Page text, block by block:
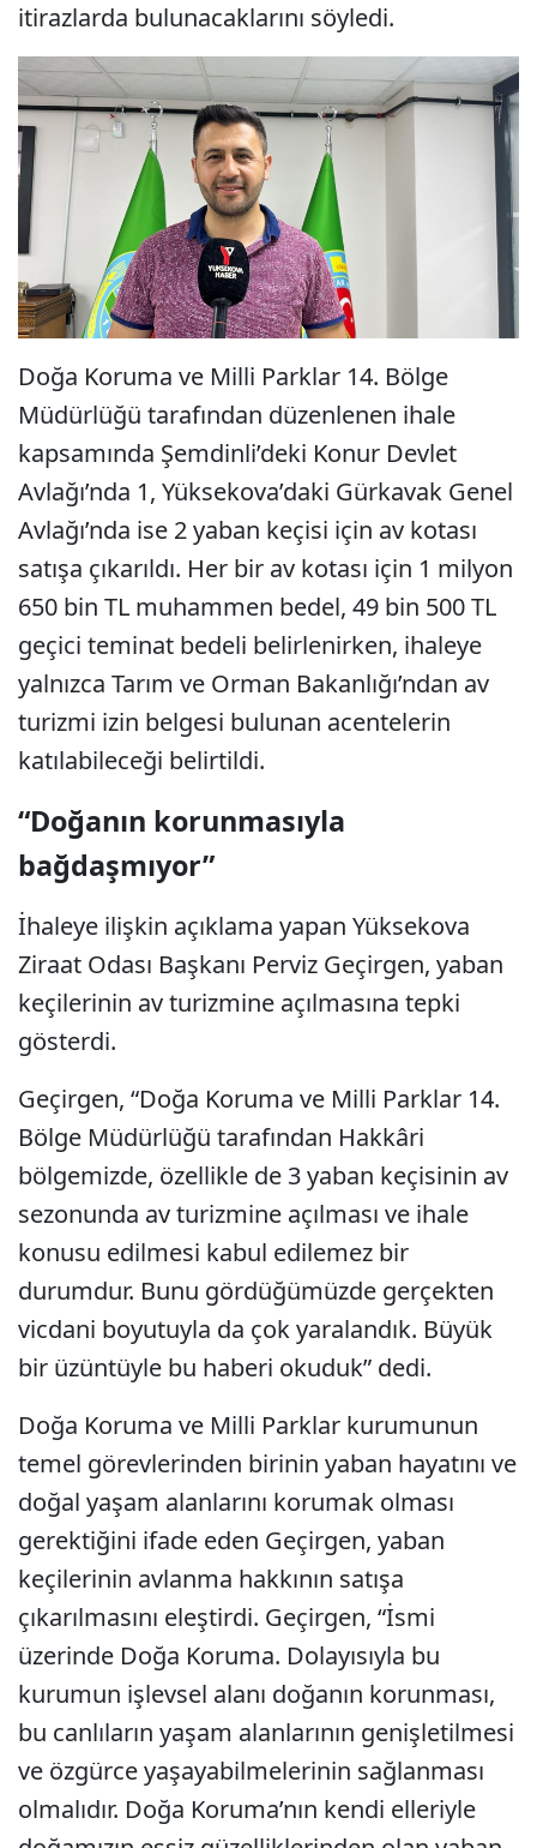
itirazlarda bulunacaklarını söyledi.
Doğa Koruma ve Milli Parklar 14. Bölge
Müdürlüğü tarafından düzenlenen ihale
kapsamında Şemdinli’deki Konur Devlet
Avlağı’nda 1, Yüksekova’daki Gürkavak Genel
Avlağı’nda ise 2 yaban keçisi için av kotası
satışa çıkarıldı. Her bir av kotası için 1 milyon
650 bin TL muhammen bedel, 49 bin 500 TL
geçici teminat bedeli belirlenirken, ihaleye
yalnızca Tarım ve Orman Bakanlığı’ndan av
turizmi izin belgesi bulunan acentelerin
katılabileceği belirtildi.
“Doğanın korunmasıyla
bağdaşmıyor”
İhaleye ilişkin açıklama yapan Yüksekova
Ziraat Odası Başkanı Perviz Geçirgen, yaban
keçilerinin av turizmine açılmasına tepki
gösterdi.
Geçirgen, “Doğa Koruma ve Milli Parklar 14.
Bölge Müdürlüğü tarafından Hakkâri
bölgemizde, özellikle de 3 yaban keçisinin av
sezonunda av turizmine açılması ve ihale
konusu edilmesi kabul edilemez bir
durumdur. Bunu gördüğümüzde gerçekten
vicdani boyutuyla da çok yaralandık. Büyük
bir üzüntüyle bu haberi okuduk” dedi.
Doğa Koruma ve Milli Parklar kurumunun
temel görevlerinden birinin yaban hayatını ve
doğal yaşam alanlarını korumak olması
gerektiğini ifade eden Geçirgen, yaban
keçilerinin avlanma hakkının satışa
çıkarılmasını eleştirdi. Geçirgen, “İsmi
üzerinde Doğa Koruma. Dolayısıyla bu
kurumun işlevsel alanı doğanın korunması,
bu canlıların yaşam alanlarının genişletilmesi
ve özgürce yaşayabilmelerinin sağlanması
olmalıdır. Doğa Koruma’nın kendi elleriyle